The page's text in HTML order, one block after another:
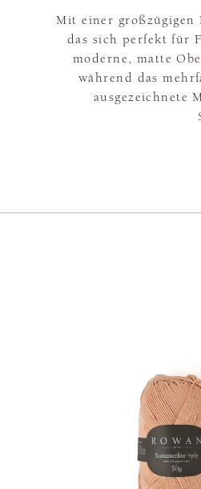
Mit einer großzügigen
das sich perfekt für
moderne, matte
während das
ausgezeichnete